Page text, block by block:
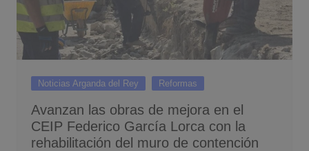
Noticias Arganda del Rey Reformas
Avanzan las obras de mejora en el
CEIP Federico García Lorca con la
rehabilitación del muro de contención